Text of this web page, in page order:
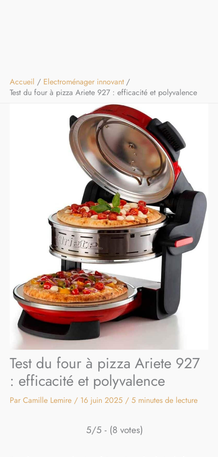
Accueil
Electroménager innovant
Test du four à pizza Ariete 927 : efficacité et polyvalence
Test du four à pizza Ariete 927
: efficacité et polyvalence
Par Camille Lemire / 16 juin 2025 / 5 minutes de lecture
5/5 - (8 votes)